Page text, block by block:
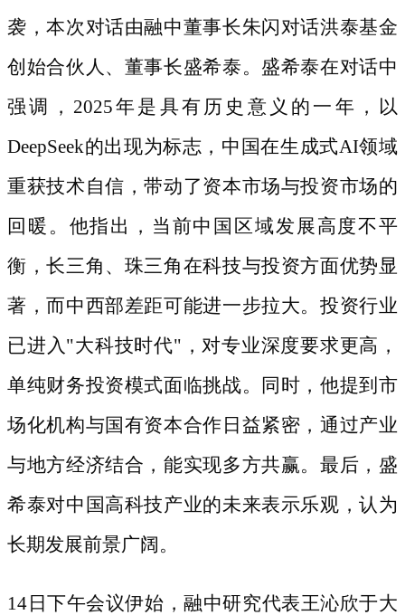
袭，本次对话由融中董事长朱闪对话洪泰基金
创始合伙人、董事长盛希泰。盛希泰在对话中
强调， 2025年是具有历史意义的一年，以
DeepSeek的出现为标志，中国在生成式AI领域
重获技术自信，带动了资本市场与投资市场的
回暖。他指出，当前中国区域发展高度不平
衡，长三角、珠三角在科技与投资方面优势显
著，而中西部差距可能进一步拉大。投资行业
已进入"大科技时代"，对专业深度要求更高，
单纯财务投资模式面临挑战。同时，他提到市
场化机构与国有资本合作日益紧密，通过产业
与地方经济结合，能实现多方共赢。最后，盛
希泰对中国高科技产业的未来表示乐观，认为
长期发展前景广阔。
14日下午会议伊始，融中研究代表王沁欣于大